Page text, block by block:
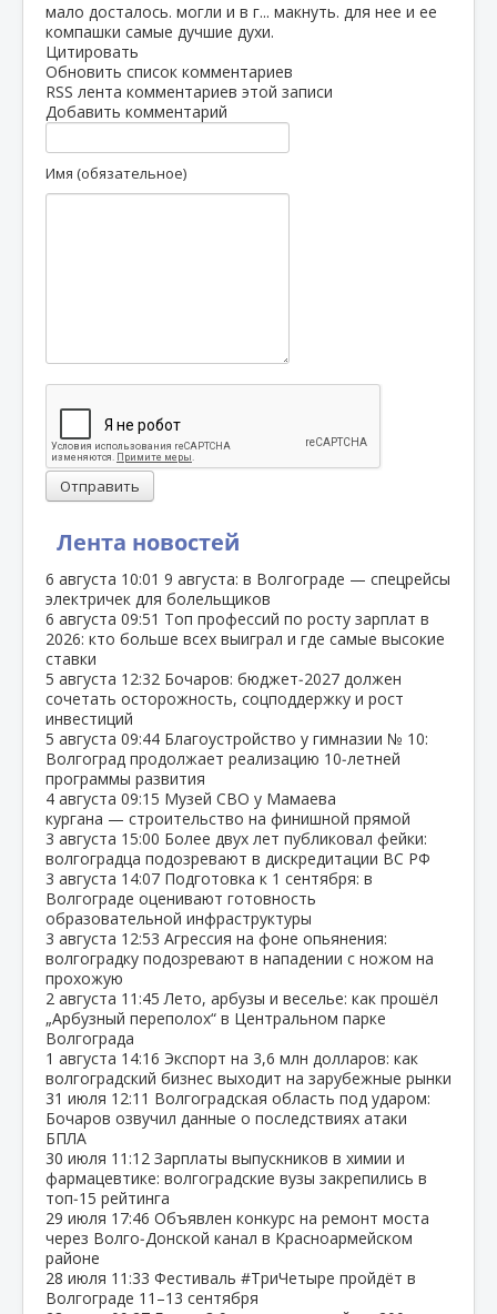
Лента новостей
6 августа 10:01 9 августа: в Волгограде — спецрейсы
электричек для болельщиков
6 августа 09:51 Топ профессий по росту зарплат в
2026: кто больше всех выиграл и где самые высокие
ставки
5 августа 12:32 Бочаров: бюджет‑2027 должен
сочетать осторожность, соцподдержку и рост
инвестиций
5 августа 09:44 Благоустройство у гимназии № 10:
Волгоград продолжает реализацию 10‑летней
программы развития
4 августа 09:15 Музей СВО у Мамаева
кургана — строительство на финишной прямой
3 августа 15:00 Более двух лет публиковал фейки:
волгоградца подозревают в дискредитации ВС РФ
3 августа 14:07 Подготовка к 1 сентября: в
Волгограде оценивают готовность
образовательной инфраструктуры
3 августа 12:53 Агрессия на фоне опьянения:
волгоградку подозревают в нападении с ножом на
прохожую
2 августа 11:45 Лето, арбузы и веселье: как прошёл
„Арбузный переполох“ в Центральном парке
Волгограда
1 августа 14:16 Экспорт на 3,6 млн долларов: как
волгоградский бизнес выходит на зарубежные рынки
31 июля 12:11 Волгоградская область под ударом:
Бочаров озвучил данные о последствиях атаки
БПЛА
30 июля 11:12 Зарплаты выпускников в химии и
фармацевтике: волгоградские вузы закрепились в
топ‑15 рейтинга
29 июля 17:46 Объявлен конкурс на ремонт моста
через Волго‑Донской канал в Красноармейском
районе
28 июля 11:33 Фестиваль #ТриЧетыре пройдёт в
Волгограде 11–13 сентября
мало досталось. могли и в г... макнуть. для нее и ее
компашки самые дучшие духи.
Цитировать
Обновить список комментариев
RSS лента комментариев этой записи
Добавить комментарий
Имя (обязательное)
Отправить